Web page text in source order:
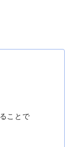
ことで